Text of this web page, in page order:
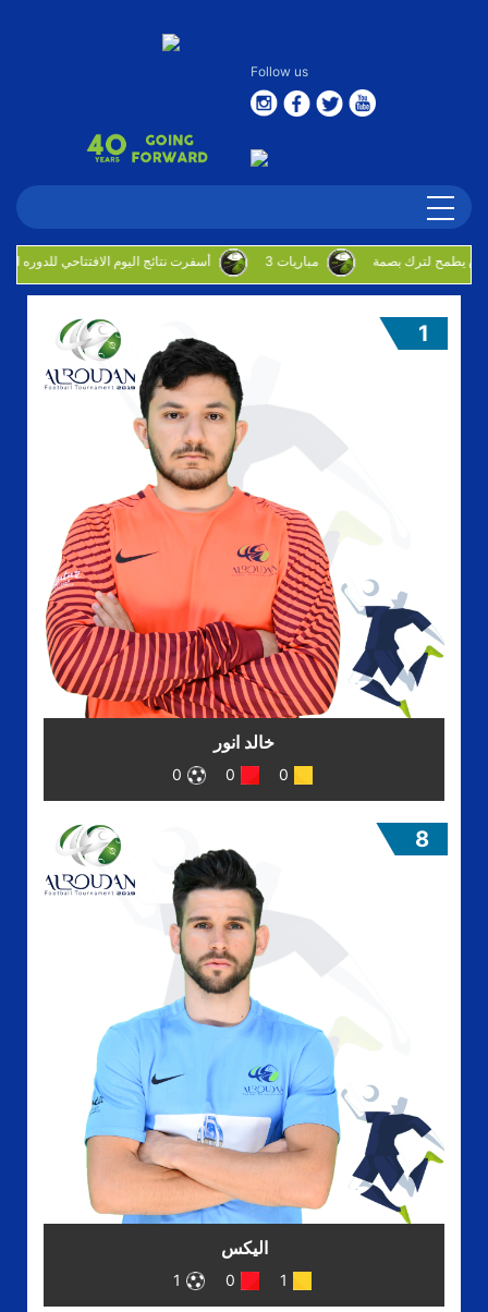
Follow us
أسفرت نتائج اليوم الافتتاحي للدوره الروضان
خالد انور
0
0
0
1
اليكس
1
0
1
8